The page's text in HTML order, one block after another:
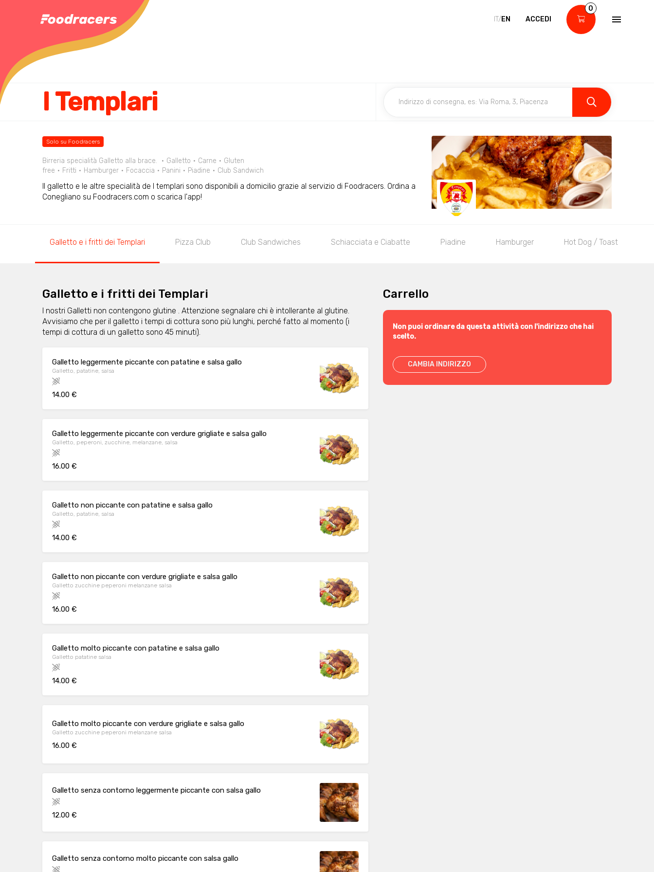
IT/EN ACCEDI
0
I Templari
Solo su Foodracers
Birreria specialità Galletto alla brace. Galletto Carne
Gluten
free
Fritti Hamburger Focaccia Panini Piadine Club Sandwich
Il galletto e le altre specialità de I templari sono disponibili a domicilio grazie al servizio di Foodracers. Ordina a
Conegliano su Foodracers.com o scarica l'app!
Galletto e i fritti dei Templari Pizza Club Club Sandwiches Schiacciata e Ciabatte Piadine Hamburger Hot Dog / Toast
Galletto e i fritti dei Templari
I nostri Galletti non contengono glutine . Attenzione segnalare chi è intollerante al glutine.
Avvisiamo che per il galletto i tempi di cottura sono più lunghi, perché fatto al momento (i
tempi di cottura di un galletto sono 45 minuti).
Galletto leggermente piccante con patatine e salsa gallo
Galletto, patatine, salsa
14.00 €
Galletto leggermente piccante con verdure grigliate e salsa gallo
Galletto, peperoni, zucchine, melanzane, salsa
16.00 €
Galletto non piccante con patatine e salsa gallo
Galletto, patatine, salsa
14.00 €
Galletto non piccante con verdure grigliate e salsa gallo
Galletto zucchine peperoni melanzane salsa
16.00 €
Galletto molto piccante con patatine e salsa gallo
Galletto patatine salsa
14.00 €
Galletto molto piccante con verdure grigliate e salsa gallo
Galletto zucchine peperoni melanzane salsa
16.00 €
Galletto senza contorno leggermente piccante con salsa gallo
12.00 €
Galletto senza contorno molto piccante con salsa gallo
Carrello
Non puoi ordinare da questa attività con l'indirizzo che hai
scelto.
CAMBIA INDIRIZZO